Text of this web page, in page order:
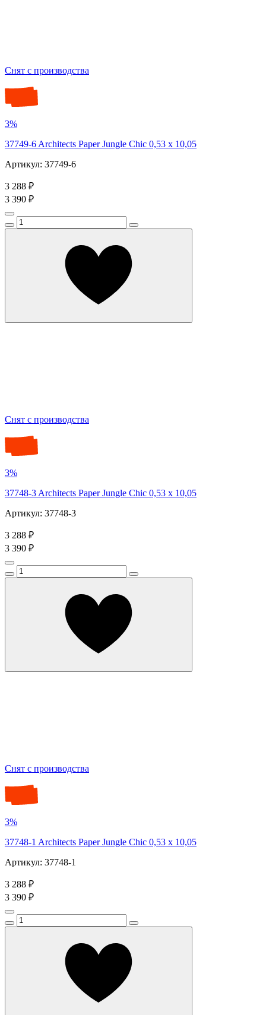
Снят с производства
3%
37749-6 Architects Paper Jungle Chic 0,53 х 10,05
Артикул: 37749-6
3 288 ₽
3 390 ₽
Снят с производства
3%
37748-3 Architects Paper Jungle Chic 0,53 х 10,05
Артикул: 37748-3
3 288 ₽
3 390 ₽
Снят с производства
3%
37748-1 Architects Paper Jungle Chic 0,53 х 10,05
Артикул: 37748-1
3 288 ₽
3 390 ₽